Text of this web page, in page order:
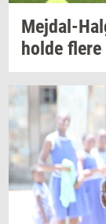
Mejdal-​
holde